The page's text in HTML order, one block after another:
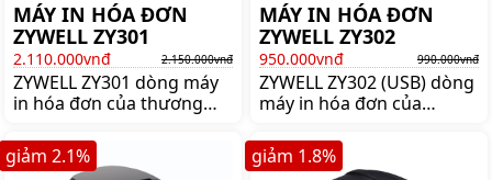
MÁY IN HÓA ĐƠN
ZYWELL ZY301
2.110.000vnđ 2.150.000vnđ
ZYWELL ZY301 dòng máy
in hóa đơn của thương
tốc độ in nhanh và nhạy.
MÁY IN HÓA ĐƠN
ZYWELL ZY302
950.000vnđ 990.000vnđ
ZYWELL ZY302 (USB) dòng
máy in hóa đơn của
bật với tốc độ in nhanh và
nhạy.
giảm 2.1% giảm 1.8%